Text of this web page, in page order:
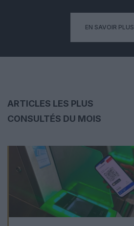
EN SAVOIR PLUS
ARTICLES LES PLUS
CONSULTÉS DU MOIS